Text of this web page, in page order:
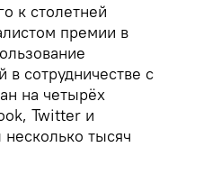
к столетней
премии в
сотрудничестве с
на четырёх
Twitter и
тысяч